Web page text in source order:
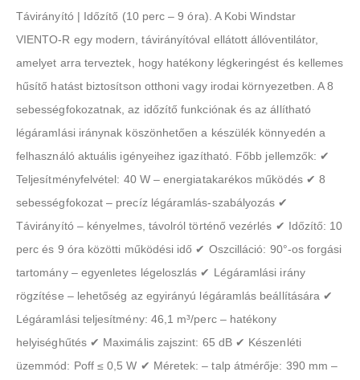
Távirányító | Időzítő (10 perc – 9 óra). A Kobi Windstar
VIENTO-R egy modern, távirányítóval ellátott állóventilátor,
amelyet arra terveztek, hogy hatékony légkeringést és kellemes
hűsítő hatást biztosítson otthoni vagy irodai környezetben. A 8
sebességfokozatnak, az időzítő funkciónak és az állítható
légáramlási iránynak köszönhetően a készülék könnyedén a
felhasználó aktuális igényeihez igazítható. Főbb jellemzők: ✔
Teljesítményfelvétel: 40 W – energiatakarékos működés ✔ 8
sebességfokozat – precíz légáramlás-szabályozás ✔
Távirányító – kényelmes, távolról történő vezérlés ✔ Időzítő: 10
perc és 9 óra közötti működési idő ✔ Oszcilláció: 90°-os forgási
tartomány – egyenletes légeloszlás ✔ Légáramlási irány
rögzítése – lehetőség az egyirányú légáramlás beállítására ✔
Légáramlási teljesítmény: 46,1 m³/perc – hatékony
helyiséghűtés ✔ Maximális zajszint: 65 dB ✔ Készenléti
üzemmód: Poff ≤ 0,5 W ✔ Méretek: – talp átmérője: 390 mm –